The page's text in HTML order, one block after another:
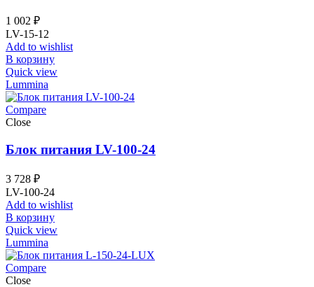
1 002 ₽
LV-15-12
Add to wishlist
В корзину
Quick view
Lummina
Compare
Close
Блок питания LV-100-24
3 728 ₽
LV-100-24
Add to wishlist
В корзину
Quick view
Lummina
Compare
Close